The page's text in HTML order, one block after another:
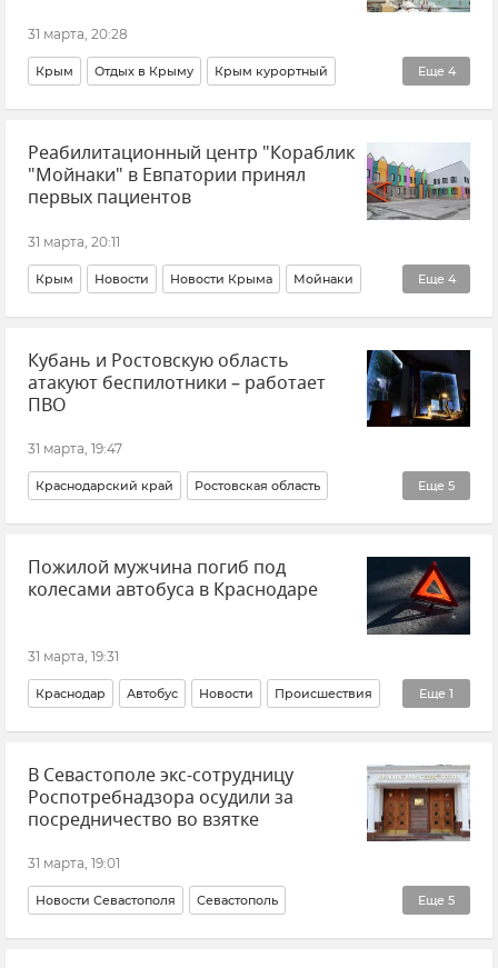
31 марта, 20:28
Еще 4
Крым Отдых в Крыму Крым курортный
Новости Крыма Лето в Крыму Сергей Ганзий
Минкурортов Крыма
Реабилитационный центр "Кораблик
"Мойнаки" в Евпатории принял
первых пациентов
31 марта, 20:11
Еще 4
Крым Новости Новости Крыма Мойнаки
Евпатория дети Владимир Константинов
Государственный совет РК (Госсовет)
Кубань и Ростовскую область
атакуют беспилотники – работает
ПВО
31 марта, 19:47
Еще 5
Краснодарский край Ростовская область
Новости Туапсе Таганрог
Беспилотник (БПЛА, дрон) Атаки ВСУ
Пожилой мужчина погиб под
колесами автобуса в Краснодаре
31 марта, 19:31
Еще 1
Краснодар Автобус Новости Происшествия
ДТП
В Севастополе экс-сотрудницу
Роспотребнадзора осудили за
посредничество во взятке
31 марта, 19:01
Еще 5
Новости Севастополя Севастополь
Происшествия Взятка Суд